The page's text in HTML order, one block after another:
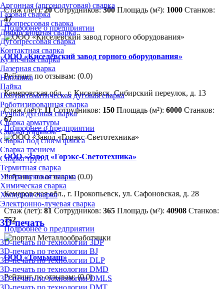
Аргонная (аргонодуговая) сварка
Газовая сварка
Газопрессовая сварка
Диффузионная сварка
Дугопрессовая сварка
Контактная сварка
Кузнечная сварка
Лазерная сварка
Наплавка
Пайка
Полуавтоматическая дуговая сварка
Роботизированная сварка
Ручная дуговая сварка
Сварка арматуры
Сварка взрывом
Сварка под слоем флюса
Сварка трением
Сварка труб
Термитная сварка
Ультразвуковая сварка
Химическая сварка
Холодная сварка
Электронно-лучевая сварка
3D-печать
3D-печать по технологии 3DP
3D-печать по технологии BJ
3D-печать по технологии DLP
3D-печать по технологии DMD
3D-печать по технологии DMLS
3D-печать по технологии DMT
Стаж (лет):20 Сотрудников:300 Площадь (м²): 1000 Станков:
47
Подробнее о предприятии
ООО «Киселёвский завод горного оборудования»
Рейтинг по отзывам: (0.0)
Кемеровская обл., г. Киселёвск, Сибирский переулок, д. 13
Стаж (лет):11 Сотрудников: 150 Площадь (м²): 6000 Станков:
67
Подробнее о предприятии
ООО «Завод «Горэкс-Светотехника»
Рейтинг по отзывам: (0.0)
Кемеровская обл., г. Прокопьевск, ул. Сафоновская, д. 28
Стаж (лет): 81 Сотрудников: 365 Площадь (м²): 40908 Станков:
752
Подробнее о предприятии
ООО «Томьмаш»
Рейтинг по отзывам:(0.0)